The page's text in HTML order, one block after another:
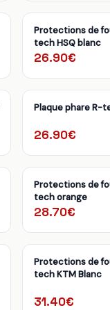
Protections de
tech HSQ blanc
26.90€
Plaque phare R-
26.90€
Protections de
tech orange
28.70€
Protections de
tech KTM Blanc
31.40€